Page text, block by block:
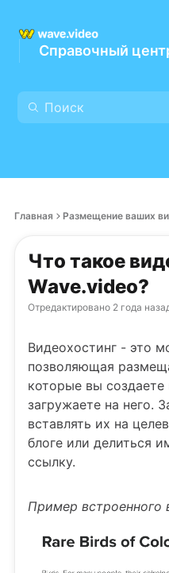
Справочный
Главная Размещение ваших
Что такое
Wave.video?
Отредактировано 2 года
Видеохостинг - это
позволяющая
которые вы создаете
загружаете на него.
вставлять их на
блоге или делиться
ссылку.
Пример встроенного